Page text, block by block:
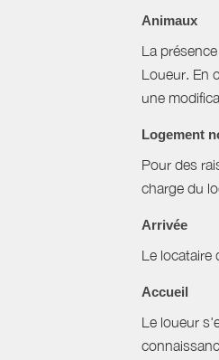
Animaux
La
Loueur. En
une
Logement
Pour des
charge du
Arrivée
Le locataire
Accueil
Le loueur